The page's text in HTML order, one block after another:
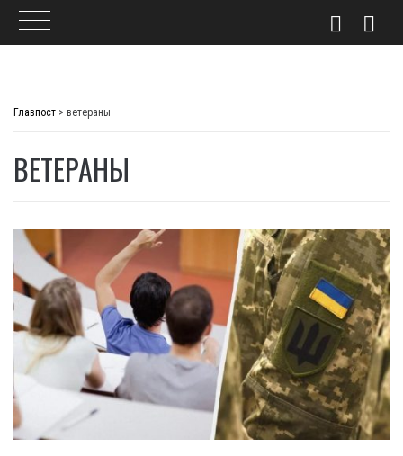
Главпост > ветераны
ВЕТЕРАНЫ